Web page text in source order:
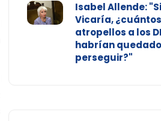
Isabel Allende:
Vicaría,
atropellos a los
habrían
perseguir?"